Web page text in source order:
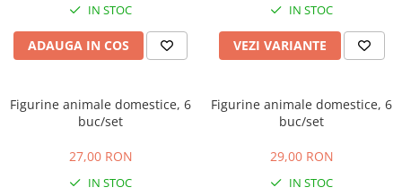
Hainute bumbac organic
Trotinete si biciclete
Carucioare papusi
IN STOC
ADAUGA IN COS
IN STOC
VEZI VARIANTE
Figurine animale domestice, 6
buc/set
27,00 RON
IN STOC
Figurine animale domestice, 6
buc/set
29,00 RON
IN STOC